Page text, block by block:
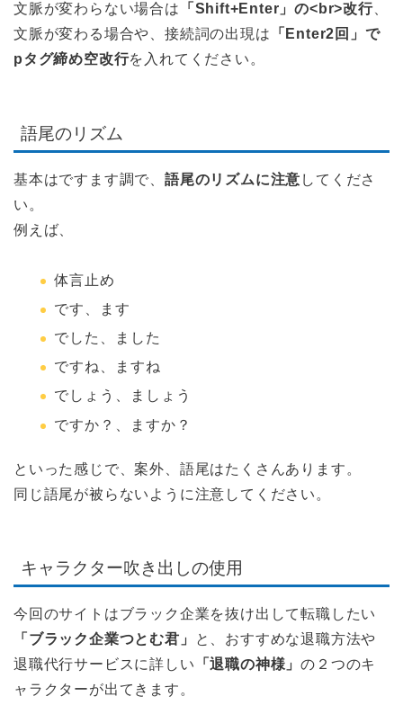
文脈が変わらない場合は
「Shift+Enter」の<br>改行、
文脈が変わる場合や、接続詞の出現は 「Enter2回」で
pタグ締め空改行を入れてください。
語尾のリズム
基本はですます調で、 語尾のリズムに注意 してくださ
い。
例えば、
体言止め
です、ます
でした、ました
ですね、ますね
でしょう、ましょう
ですか？、ますか？
といった感じで、案外、語尾はたくさんあります。
同じ語尾が被らないように注意してください。
キャラクター吹き出しの使用
今回のサイトはブラック企業を抜け出して転職したい
「ブラック企業つとむ君」
と、おすすめな退職方法や
退職代行サービスに詳しい 「退職の神様」の２つのキ
ャラクターが出てきます。